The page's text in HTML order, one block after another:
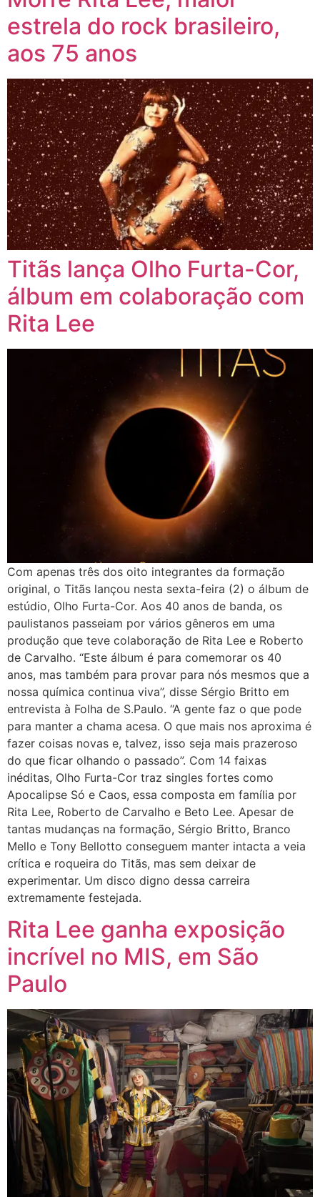
estrela do rock brasileiro,
aos 75 anos
Titãs lança Olho Furta-Cor,
álbum em colaboração com
Rita Lee
Com apenas três dos oito integrantes da formação
original, o Titãs lançou nesta sexta-feira (2) o álbum de
estúdio, Olho Furta-Cor. Aos 40 anos de banda, os
paulistanos passeiam por vários gêneros em uma
produção que teve colaboração de Rita Lee e Roberto
de Carvalho. “Este álbum é para comemorar os 40
anos, mas também para provar para nós mesmos que a
nossa química continua viva”, disse Sérgio Britto em
entrevista à Folha de S.Paulo. “A gente faz o que pode
para manter a chama acesa. O que mais nos aproxima é
fazer coisas novas e, talvez, isso seja mais prazeroso
do que ficar olhando o passado”. Com 14 faixas
inéditas, Olho Furta-Cor traz singles fortes como
Apocalipse Só e Caos, essa composta em família por
Rita Lee, Roberto de Carvalho e Beto Lee. Apesar de
tantas mudanças na formação, Sérgio Britto, Branco
Mello e Tony Bellotto conseguem manter intacta a veia
crítica e roqueira do Titãs, mas sem deixar de
experimentar. Um disco digno dessa carreira
extremamente festejada.
Rita Lee ganha exposição
incrível no MIS, em São
Paulo